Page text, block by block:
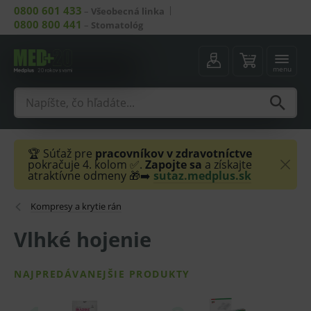
0800 601 433 – Všeobecná linka
0800 800 441 – Stomatológ
menu
🏆 Súťaž pre pracovníkov v zdravotníctve
pokračuje 4. kolom ✅. Zapojte sa a získajte
atraktívne odmeny 🎁➡️ sutaz.medplus.sk
Kompresy a krytie rán
Vlhké hojenie